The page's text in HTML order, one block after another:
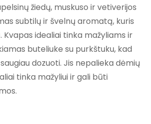
žiedų, muskuso ir vetiverijos
subtilų ir švelnų aromatą, kuris
Kvapas idealiai tinka mažyliams ir
buteliuke su purkštuku, kad
dozuoti. Jis nepalieka dėmių
tinka mažyliui ir gali būti